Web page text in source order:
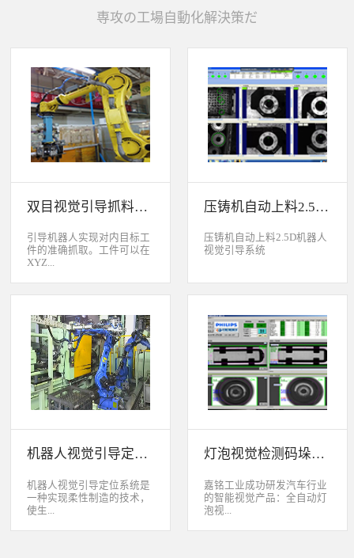
専攻の工場自動化解決策だ
双目视觉引导抓料系统
引导机器人实现对内目标工
件的准确抓取。工件可以在
XYZ...
差，3D视觉定位系统能够根
据工件的三维特征信息，准
确获取工件的三维位置信
息。该系统可广泛应用于各
类生产线上物料搬运、装
配、上架、下架等。 系统
采用最先进的2D、2.5D和
3D视觉定位技术，引导机器
空间内目标工件的准确抓
上存在位移和角度偏差，3D
的三维特征信息，准确获取
工件的三维位置信息。该系
统可广泛应用于各类生产线
上物料搬运、装配、上架、
下架等。
压铸机自动上料2.5D机器人视觉引导系统
压铸机自动上料2.5D机器人
视觉引导系统
机器人视觉引导定位系统
机器人视觉引导定位系统是
一种实现柔性制造的技术，
使生...
灯泡视觉检测码垛系统
嘉铭工业成功研发汽车行业
的智能视觉产品：全自动灯
泡视...